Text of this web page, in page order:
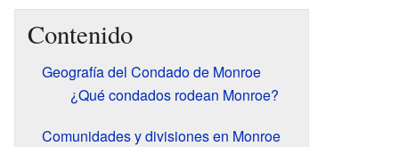
Contenido
Geografía del Condado de Monroe
¿Qué condados rodean Monroe?
Comunidades y divisiones en Monroe